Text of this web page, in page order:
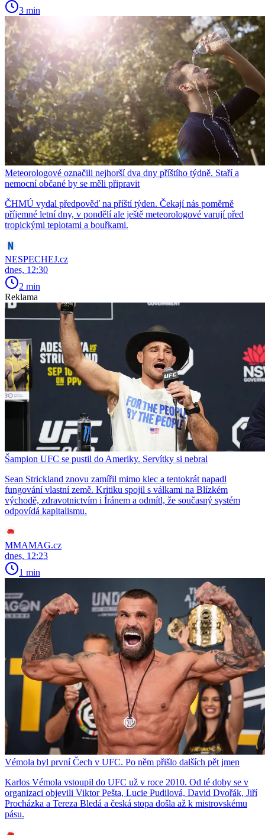
3 min
Meteorologové označili nejhorší dva dny příštího týdně. Staří a
nemocní občané by se měli připravit
ČHMÚ vydal předpověď na příští týden. Čekají nás poměrně
příjemné letní dny, v pondělí ale ještě meteorologové varují před
tropickými teplotami a bouřkami.
NESPECHEJ.cz
dnes, 12:30
2 min
Reklama
Šampion UFC se pustil do Ameriky. Servítky si nebral
Sean Strickland znovu zamířil mimo klec a tentokrát napadl
fungování vlastní země. Kritiku spojil s válkami na Blízkém
východě, zdravotnictvím i Íránem a odmítl, že současný systém
odpovídá kapitalismu.
MMAMAG.cz
dnes, 12:23
1 min
Vémola byl první Čech v UFC. Po něm přišlo dalších pět jmen
Karlos Vémola vstoupil do UFC už v roce 2010. Od té doby se v
organizaci objevili Viktor Pešta, Lucie Pudilová, David Dvořák, Jiří
Procházka a Tereza Bledá a česká stopa došla až k mistrovskému
pásu.